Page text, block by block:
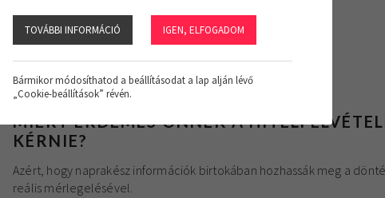
MIÉRT ÉRDEMES ÖNNEK A
KÉRNIE?
Azért, hogy naprakész információk birtokában hozhassák meg a
reális mérlegelésével.
TOVÁBBI INFORMÁCIÓ IGEN, ELFOGADOM
Bármikor módosíthatod a beállításodat a lap alján lévő
„Cookie-beállítások” révén.